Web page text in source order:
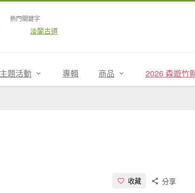
熱門關鍵字
淡蘭古道
主題活動 專輯 商品 2026 森遊竹
收藏 分享